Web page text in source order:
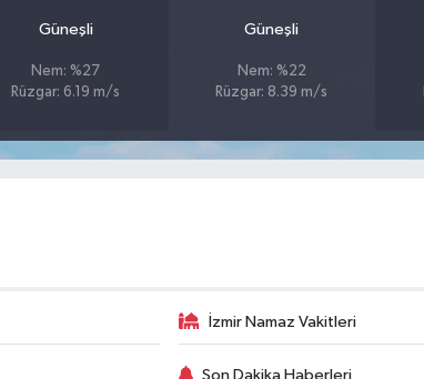
Güneşli
Nem: %27
Rüzgar: 6.19 m/s
Güneşli
Nem: %22
Rüzgar: 8.39 m/s
İzmir Namaz Vakitleri
Son Dakika Haberleri